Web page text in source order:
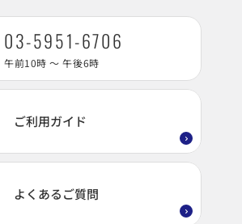
03-5951-6706
午前10時 ～ 午後6時
ご利用ガイド
よくあるご質問